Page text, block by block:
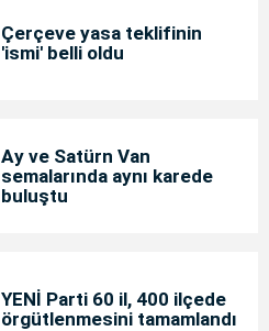
Çerçeve yasa teklifinin
'ismi' belli oldu
Ay ve Satürn Van
semalarında aynı karede
buluştu
YENİ Parti 60 il, 400 ilçede
örgütlenmesini tamamlandı